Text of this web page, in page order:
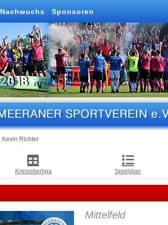
Nachwuchs Sponsoren
Kevin Richter
Kreisoberliga Spielplan
Mittelfeld